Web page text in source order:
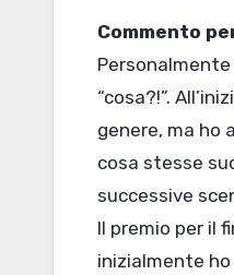
Commento
“cosa?!”.
genere, ma ho
cosa stesse
successive
Il premio per il
inizialmente